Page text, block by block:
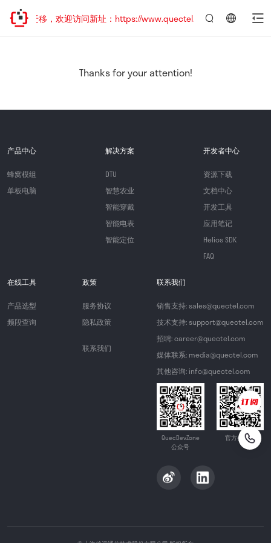
地址已迁移，欢迎访问新址：https://www.quectel.com.cn
Thanks for your attention!
产品中心
蜂窝模组
单板电脑
解决方案
DTU
智慧农业
智能穿戴
智能电表
智能定位
开发者中心
资源下载
文档中心
开发工具
应用笔记
Helios SDK
FAQ
在线工具
产品选型
频段查询
政策
服务协议
隐私政策
联系我们
联系我们
销售支持: sales@quectel.com
技术支持: support@quectel.com
招聘: career@quectel.com
媒体联系: media@quectel.com
其他咨询: info@quectel.com
QuecDevZone
公众号
官方公众号